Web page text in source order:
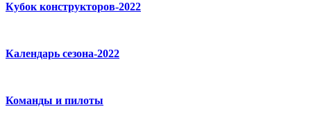
Кубок конструкторов-2022
Календарь сезона-2022
Команды и пилоты